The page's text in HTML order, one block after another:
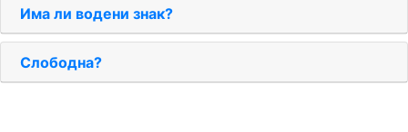
Има ли водени знак?
Слободна?